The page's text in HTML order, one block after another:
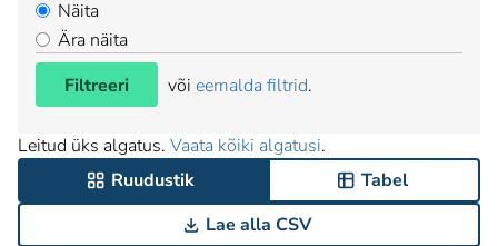
Näita
Ära näita
Filtreeri
või eemalda filtrid.
Leitud üks algatus. Vaata kõiki algatusi.
Ruudustik
Tabel
Lae alla CSV